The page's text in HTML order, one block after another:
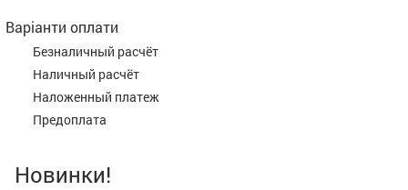
Варіанти оплати
Безналичный расчёт
Наличный расчёт
Наложенный платеж
Предоплата
Новинки!